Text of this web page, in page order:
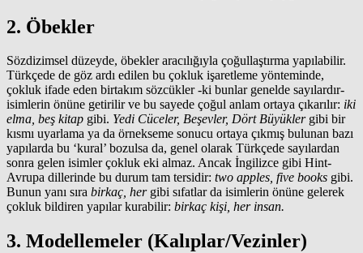
2. Öbekler
Sözdizimsel düzeyde, öbekler aracılığıyla çoğullaştırma yapılabilir.
Türkçede de göz ardı edilen bu çokluk işaretleme yönteminde,
çokluk ifade eden birtakım sözcükler -ki bunlar genelde sayılardır-
isimlerin önüne getirilir ve bu sayede çoğul anlam ortaya çıkarılır: iki
elma, beş kitap gibi. Yedi Cüceler, Beşevler, Dört Büyüklergibi bir
kısmı uyarlama ya da örnekseme sonucu ortaya çıkmış bulunan bazı
yapılarda bu ‘kural’ bozulsa da, genel olarak Türkçede sayılardan
sonra gelen isimler çokluk eki almaz. Ancak İngilizce gibi Hint-
Avrupa dillerinde bu durum tam tersidir: two apples, five books gibi.
Bunun yanı sıra birkaç, her gibi sıfatlar da isimlerin önüne gelerek
çokluk bildiren yapılar kurabilir: birkaç kişi, her insan.
3. Modellemeler (Kalıplar/Vezinler)